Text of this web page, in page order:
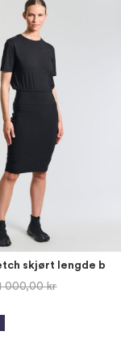
skjørt lengde b
000,00 kr